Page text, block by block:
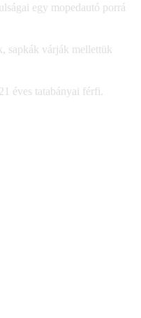
egy mopedautó porrá
sapkák várják mellettük
éves tatabányai férfi.